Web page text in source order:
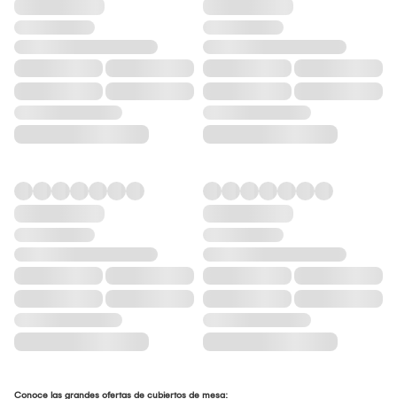
Conoce las grandes ofertas de cubiertos de mesa: